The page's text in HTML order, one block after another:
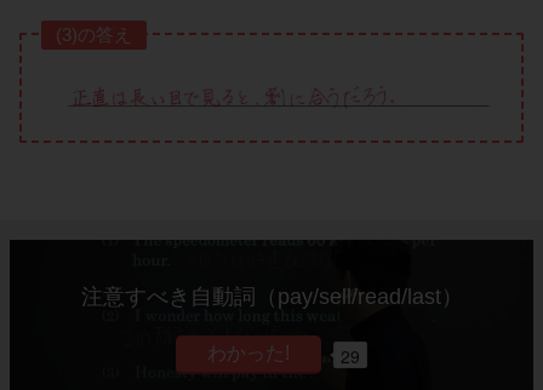
(3)の答え
注意すべき自動詞（pay/sell/read/last）
29